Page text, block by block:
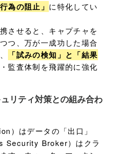
為の阻止」 に特化してい
させると、キャプチャを
つ、万が一成功した場合
「試みの検知」と「結果
監査体制を飛躍的に強化
リティ対策との組み合わ
）はデータの「出口」
Security Broker）はクラ